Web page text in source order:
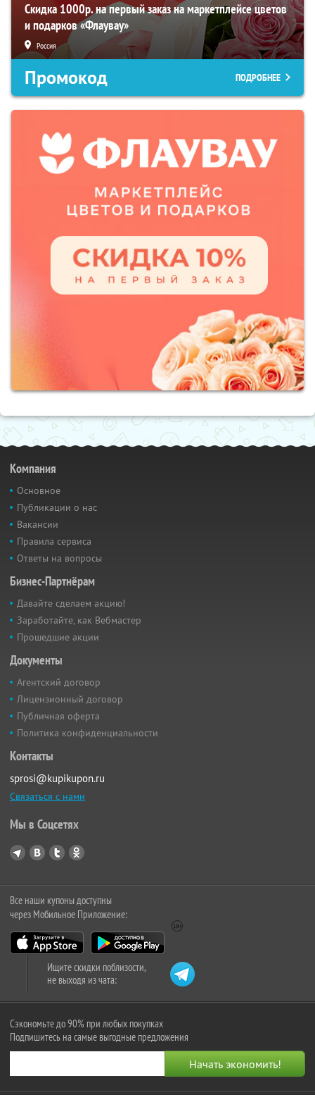
Скидка 1000р. на первый заказ на маркетплейсе цветов
и подарков «Флаувау»
Россия
Промокод ПОДРОБНЕЕ
Компания
Основное
Публикации о нас
Вакансии
Правила сервиса
Ответы на вопросы
Бизнес-Партнёрам
Давайте сделаем акцию!
Заработайте, как Вебмастер
Прошедшие акции
Документы
Агентский договор
Лицензионный договор
Публичная оферта
Политика конфиденциальности
Контакты
sprosi@kupikupon.ru
Связаться с нами
Мы в Соцсетях
Все наши купоны доступны
через Мобильное Приложение:
Ищите скидки поблизости,
не выходя из чата:
Сэкономьте до 90% при любых покупках
Подпишитесь на самые выгодные предложения